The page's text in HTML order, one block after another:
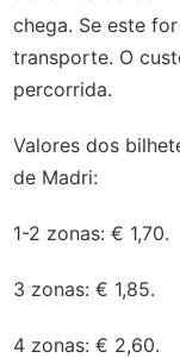
chega. Se este
transporte. O
percorrida.
Valores dos
de Madri:
1-2 zonas: € 1,70.
3 zonas: € 1,85.
4 zonas: € 2,60.